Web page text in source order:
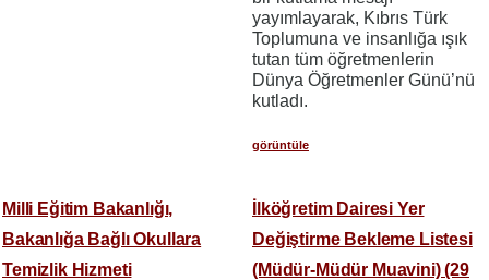
yayımlayarak, Kıbrıs Türk
Toplumuna ve insanlığa ışık
tutan tüm öğretmenlerin
Dünya Öğretmenler Günü’nü
kutladı.
görüntüle
Milli Eğitim Bakanlığı,
Bakanlığa Bağlı Okullara
Temizlik Hizmeti
İlköğretim Dairesi Yer
Değiştirme Bekleme Listesi
(Müdür-Müdür Muavini) (29